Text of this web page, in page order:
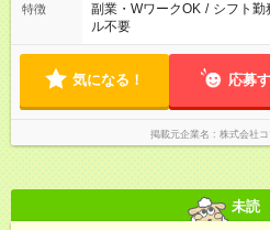
特徴 副業・WワークOK / シフト勤
ル不要
気になる！ 応募
掲載元企業名 株式会社
未読